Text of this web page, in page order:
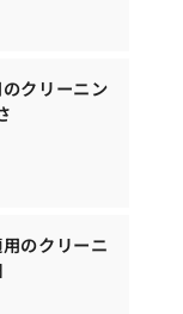
クリーニン
のクリーニ